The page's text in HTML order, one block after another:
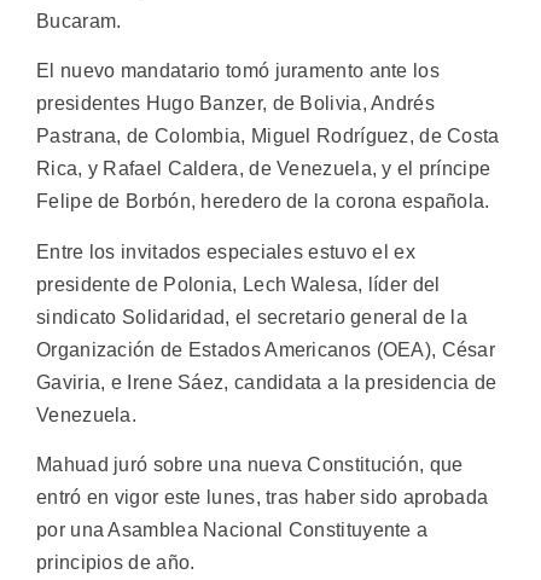
Bucaram.
El nuevo mandatario tomó juramento ante los
presidentes Hugo Banzer, de Bolivia, Andrés
Pastrana, de Colombia, Miguel Rodríguez, de Costa
Rica, y Rafael Caldera, de Venezuela, y el príncipe
Felipe de Borbón, heredero de la corona española.
Entre los invitados especiales estuvo el ex
presidente de Polonia, Lech Walesa, líder del
sindicato Solidaridad, el secretario general de la
Organización de Estados Americanos (OEA), César
Gaviria, e Irene Sáez, candidata a la presidencia de
Venezuela.
Mahuad juró sobre una nueva Constitución, que
entró en vigor este lunes, tras haber sido aprobada
por una Asamblea Nacional Constituyente a
principios de año.